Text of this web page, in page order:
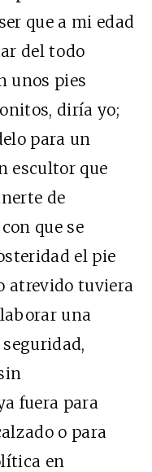
que a mi edad
del todo
unos pies
diría yo;
para un
escultor que
de
que se
el pie
atrevido tuviera
una
fuera para
o para
en